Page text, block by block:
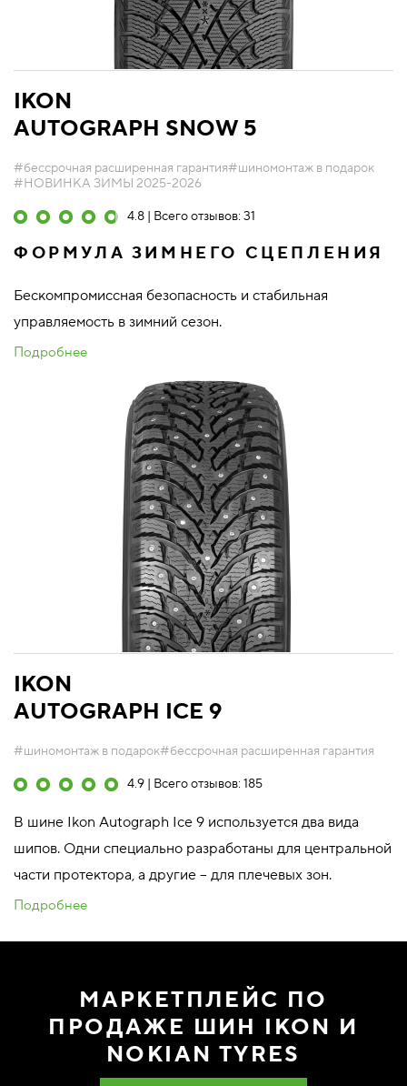
IKON
AUTOGRAPH SNOW 5
#бессрочная расширенная гарантия#шиномонтаж в подарок
#НОВИНКА ЗИМЫ 2025-2026
4.8 | Всего отзывов: 31
ФОРМУЛА ЗИМНЕГО СЦЕПЛЕНИЯ
Бескомпромиссная безопасность и стабильная
управляемость в зимний сезон.
Подробнее
IKON
AUTOGRAPH ICE 9
#шиномонтаж в подарок#бессрочная расширенная гарантия
4.9 | Всего отзывов: 185
В шине Ikon Autograph Ice 9 используется два вида
шипов. Одни специально разработаны для центральной
части протектора, а другие – для плечевых зон.
Подробнее
МАРКЕТПЛЕЙС ПО
ПРОДАЖЕ ШИН IKON И
NOKIAN TYRES